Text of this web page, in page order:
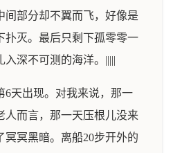
间部分却不翼而飞，好像是
扑灭。最后只剩下孤零零一
深不可测的海洋。|||||
6天出现。对我来说，那一
人而言，那一天压根儿没来
冥冥黑暗。离船20步开外的